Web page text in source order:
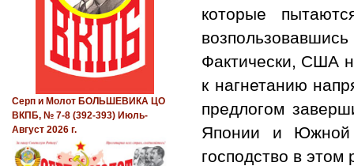
которые
Фактически, США
к нагнетанию
предлогом
Японии и Южной
господство в этом
Серп и Молот БОЛЬШЕВИКА ЦО
ВКПБ, № 7-8 (392-393) Июль-
Август 2026 г.